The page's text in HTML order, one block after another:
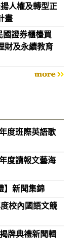
人權及轉型正
畫
國證券櫃檯買
財及永續教育
more
度班際英語歌
度讀報文藝海
】新聞集錦
校內國語文競
牌典禮新聞輯